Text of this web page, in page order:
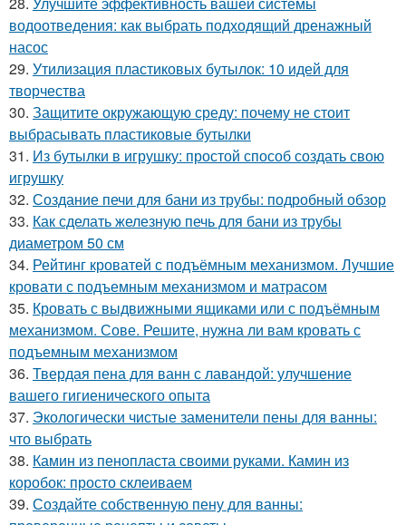
водоотведения: как выбрать подходящий дренажный
насос
29. Утилизация пластиковых бутылок: 10 идей для
творчества
30. Защитите окружающую среду: почему не стоит
выбрасывать пластиковые бутылки
31. Из бутылки в игрушку: простой способ создать свою
игрушку
32. Создание печи для бани из трубы: подробный обзор
33. Как сделать железную печь для бани из трубы
диаметром 50 см
34. Рейтинг кроватей с подъёмным механизмом. Лучшие
кровати с подъемным механизмом и матрасом
35. Кровать с выдвижными ящиками или с подъёмным
механизмом. Сове. Решите, нужна ли вам кровать с
подъемным механизмом
36. Твердая пена для ванн с лавандой: улучшение
вашего гигиенического опыта
37. Экологически чистые заменители пены для ванны:
что выбрать
38. Камин из пенопласта своими руками. Камин из
коробок: просто склеиваем
39. Создайте собственную пену для ванны: